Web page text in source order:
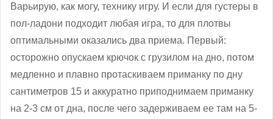
Варьирую, как могу, технику игру. И если для густеры в
пол-ладони подходит любая игра, то для плотвы
оптимальными оказались два приема. Первый:
осторожно опускаем крючок с грузилом на дно, потом
медленно и плавно протаскиваем приманку по дну
сантиметров 15 и аккуратно приподнимаем приманку
на 2-3 см от дна, после чего задерживаем ее там на 5-